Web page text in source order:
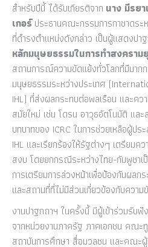
สำหรับปีนี้ ได้รับเกียรติจาก นาง มีรย
เกอร์ประธานคณะกรรมการกาชาดระ
ที่ดำรงตำแหน่งดังกล่าว เป็นผู้แสดงปา
หลักมนุษยธรรมในการทำสงครา
สถานการณ์ความขัดแย้งทั่วโลกที่มีมาก
มนุษยธรรมระหว่างประเทศ
IHL) ที่ส่งผลกระทบต่อพลเรือน และคว
สมัยใหม่ เช่น โดรน อาวุธอัตโนมัติ และ
บทบาทของ ICRC ในการช่วยเหลือผู้ปร
IHL และเรียกร้องให้รัฐต่างๆ เตรียมค
สงบ โดยยกกรณีระหว่างไทย-กัมพูชาเ
การเตรียมการล่วงหน้าเพื่อป้องกันผล
และสถานที่ที่ไม่มีส่วนเกี่ยวข้องกับความ
งานปาฐกถาฯ ในครั้งนี้ มีผู้เข้าร่วมรับ
จากหน่วยงานภาครัฐ ภาคเอกชน คณะ
สถาบันการศึกษา สื่อมวลชน และคณะผู้